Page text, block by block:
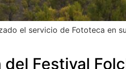
el servicio de Fototeca en
Festival